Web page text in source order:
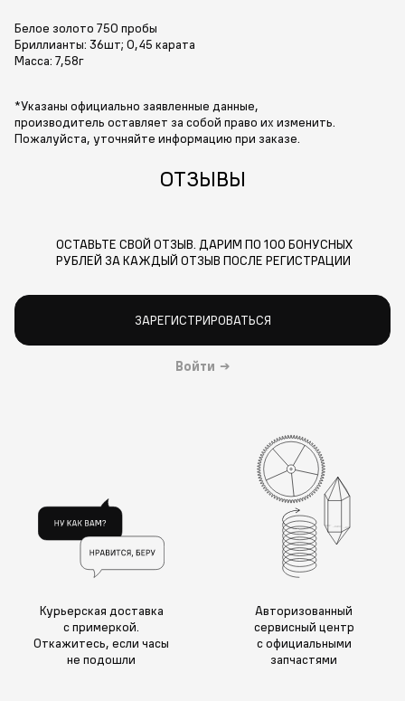
Белое золото 750 пробы
Бриллианты: 36шт; 0,45 карата
Масса: 7,58г
*Указаны официально заявленные данные,
производитель оставляет за собой право их изменить.
Пожалуйста, уточняйте информацию при заказе.
ОТЗЫВЫ
ОСТАВЬТЕ СВОЙ ОТЗЫВ. ДАРИМ ПО 100 БОНУСНЫХ
РУБЛЕЙ ЗА КАЖДЫЙ ОТЗЫВ ПОСЛЕ РЕГИСТРАЦИИ
ЗАРЕГИСТРИРОВАТЬСЯ
Войти →
Курьерская доставка
с примеркой.
Откажитесь, если часы
не подошли
Авторизованный
сервисный центр
с официальными
запчастями